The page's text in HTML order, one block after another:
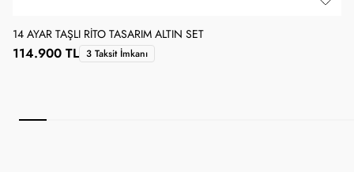
14 AYAR TAŞLI RITO TASARIM ALTIN SET
114.900 TL 3 Taksit İmkanı